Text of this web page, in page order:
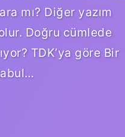
mı? Diğer yazım
Doğru cümlede
TDK’ya göre Bir